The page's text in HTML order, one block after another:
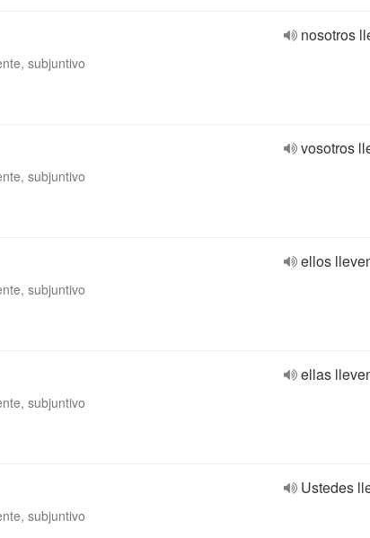
subjuntivo
nosotros
subjuntivo
vosotros
subjuntivo
ellos
subjuntivo
ellas
subjuntivo
Ustedes